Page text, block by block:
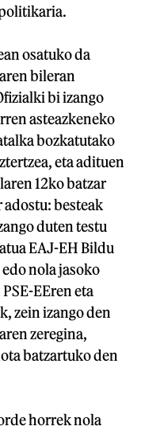
osatuko da
bileran
bi izango
asteazkeneko
bozkatutako
eta adituen
12ko batzar
besteak
duten testu
EAJ-EH Bildu
nola jasoko
EEren eta
zein izango den
zeregina,
batzartuko den
horrek nola